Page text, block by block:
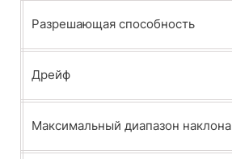
Разрешающая способность
Дрейф
Максимальный диапазон наклона